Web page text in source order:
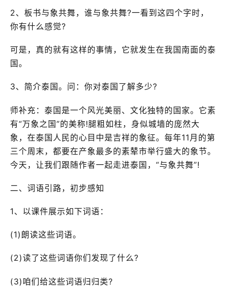
2、板书与象共舞，谁与象共舞?一看到这四个字时，
你有什么感觉?
可是，真的就有这样的事情，它就发生在我国南面的泰
国。
3、简介泰国。问：你对泰国了解多少?
师补充：泰国是一个风光美丽、文化独特的国家。它素
有“万象之国”的美称!腿粗如柱，身似城墙的庞然大
象，在泰国人民的心目中是吉祥的象征。每年11月的第
三个周末，都要在产象最多的素辇市举行盛大的象节。
今天，让我们跟随作者一起走进泰国，“与象共舞”!
二、词语引路，初步感知
1、以课件展示如下词语：
(1)朗读这些词语。
(2)读了这些词语你们发现了什么?
(3)咱们给这些词语归归类?